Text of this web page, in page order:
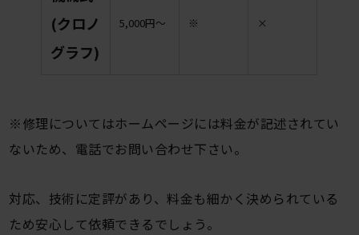
(クロノ
グラフ)
5,000円〜 ※ ×
※修理についてはホームページには料金が記述されてい
ないため、電話でお問い合わせ下さい。
対応、技術に定評があり、料金も細かく決められている
ため安心して依頼できるでしょう。